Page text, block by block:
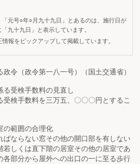
元号○年○月九十九日」とあるのは、施行日が
九十九日」と表示しています。
報をピックアップして掲載しています。
令（政令第一八一号）（国土交通省）
受検手数料の見直し
検手数料を三万五、〇〇〇円とするこ
の範囲の合理化
ならない窓その他の開口部を有しない
しくは直下階の居室その他の居室であ
各部分から屋外への出口の一に至る歩行